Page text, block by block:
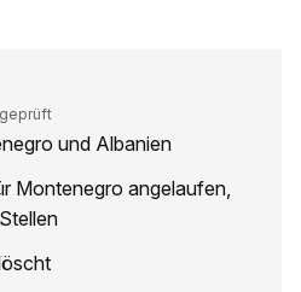
und Albanien
Montenegro angelaufen,